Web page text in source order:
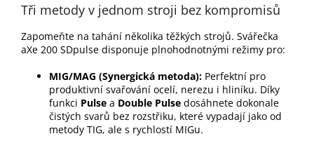
Tři metody v jednom stroji bez kompromisů
Zapomeňte na tahání několika těžkých strojů. Svářečka
aXe 200 SDpulse disponuje plnohodnotnými režimy pro:
MIG/MAG (Synergická metoda): Perfektní pro
produktivní svařování ocelí, nerezu i hliníku. Díky
funkci Pulse a Double Pulse dosáhnete dokonale
čistých svarů bez rozstřiku, které vypadají jako od
metody TIG, ale s rychlostí MIGu.